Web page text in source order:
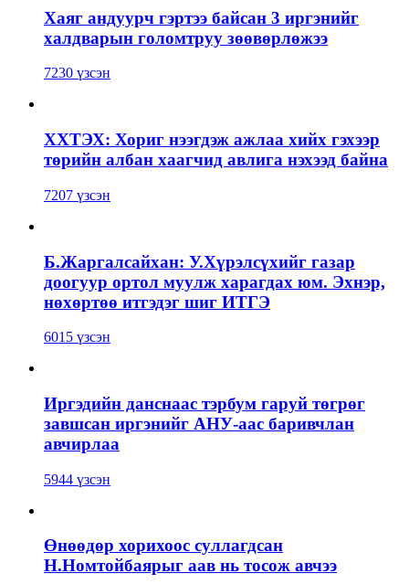
Хаяг андуурч гэртээ байсан 3 иргэнийг
халдварын голомтруу зөөвөрлөжээ
7230 үзсэн
ХХТЭХ: Хориг нээгдэж ажлаа хийх гэхээр
төрийн албан хаагчид авлига нэхээд байна
7207 үзсэн
Б.Жаргалсайхан: У.Хүрэлсүхийг газар
доогуур ортол муулж харагдах юм. Эхнэр,
нөхөртөө итгэдэг шиг ИТГЭ
6015 үзсэн
Иргэдийн данснаас тэрбум гаруй төгрөг
завшсан иргэнийг АНУ-аас баривчлан
авчирлаа
5944 үзсэн
Өнөөдөр хорихоос суллагдсан
Н.Номтойбаярыг аав нь тосож авчээ